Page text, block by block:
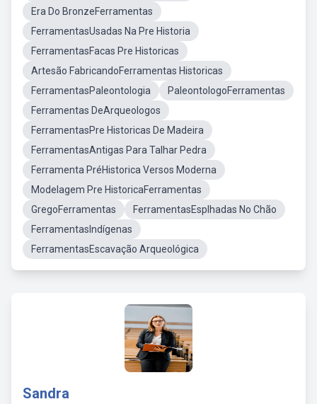
Era Do BronzeFerramentas
FerramentasUsadas Na Pre Historia
FerramentasFacas Pre Historicas
Artesão FabricandoFerramentas Historicas
FerramentasPaleontologia
PaleontologoFerramentas
Ferramentas DeArqueologos
FerramentasPre Historicas De Madeira
FerramentasAntigas Para Talhar Pedra
Ferramenta PréHistorica Versos Moderna
Modelagem Pre HistoricaFerramentas
GregoFerramentas
FerramentasEsplhadas No Chão
FerramentasIndígenas
FerramentasEscavação Arqueológica
Sandra